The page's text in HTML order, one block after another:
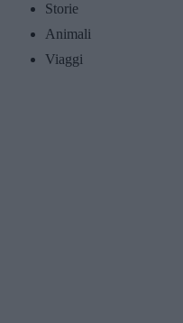
Storie
Animali
Viaggi